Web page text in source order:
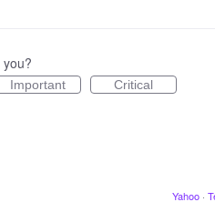
Important Critical
Yahoo ·